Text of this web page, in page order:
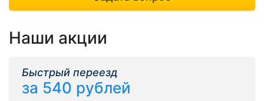
Наши акции
Быстрый переезд
за 540 рублей